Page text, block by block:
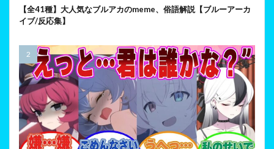
【全41種】大人気なブルアカのmeme、俗語解説【ブルーアーカ
イブ/反応集】